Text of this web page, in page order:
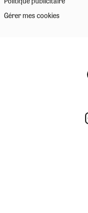
Gérer mes cookies